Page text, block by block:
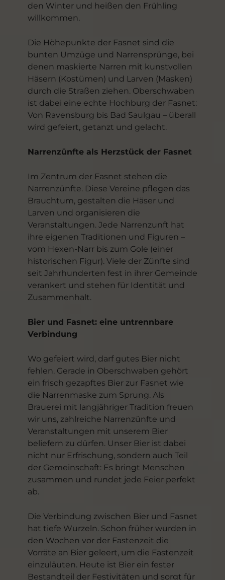
den Winter und heißen den Frühling
willkommen.
Die Höhepunkte der Fasnet sind die
bunten Umzüge und Narrensprünge, bei
denen maskierte Narren mit kunstvollen
Häsern (Kostümen) und Larven (Masken)
durch die Straßen ziehen. Oberschwaben
ist dabei eine echte Hochburg der Fasnet:
Von Ravensburg bis Bad Saulgau – überall
wird gefeiert, getanzt und gelacht.
Narrenzünfte als Herzstück der Fasnet
Im Zentrum der Fasnet stehen die
Narrenzünfte. Diese Vereine pflegen das
Brauchtum, gestalten die Häser und
Larven und organisieren die
Veranstaltungen. Jede Narrenzunft hat
ihre eigenen Traditionen und Figuren –
vom Hexen-Narr bis zum Gole (einer
historischen Figur). Viele der Zünfte sind
seit Jahrhunderten fest in ihrer Gemeinde
verankert und stehen für Identität und
Zusammenhalt.
Bier und Fasnet: eine untrennbare
Verbindung
Wo gefeiert wird, darf gutes Bier nicht
fehlen. Gerade in Oberschwaben gehört
ein frisch gezapftes Bier zur Fasnet wie
die Narrenmaske zum Sprung. Als
Brauerei mit langjähriger Tradition freuen
wir uns, zahlreiche Narrenzünfte und
Veranstaltungen mit unserem Bier
beliefern zu dürfen. Unser Bier ist dabei
nicht nur Erfrischung, sondern auch Teil
der Gemeinschaft: Es bringt Menschen
zusammen und rundet jede Feier perfekt
ab.
Die Verbindung zwischen Bier und Fasnet
hat tiefe Wurzeln. Schon früher wurden in
den Wochen vor der Fastenzeit die
Vorräte an Bier geleert, um die Fastenzeit
einzuläuten. Heute ist Bier ein fester
Bestandteil der Festivitäten und sorgt für